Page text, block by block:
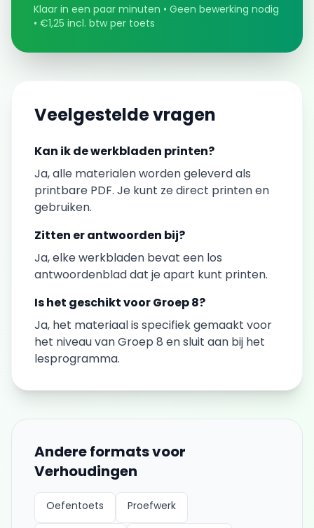
Klaar in een paar minuten • Geen bewerking nodig
• €1,25 incl. btw per toets
Veelgestelde vragen
Kan ik dewerkbladen printen?
Ja, alle materialen worden geleverd als
printbare PDF. Je kunt ze direct printen en
gebruiken.
Zitten er antwoorden bij?
Ja, elkewerkbladen bevat een los
antwoordenblad dat je apart kunt printen.
Is het geschikt voorGroep 8?
Ja, het materiaal is specifiek gemaakt voor
het niveau vanGroep 8 en sluit aan bij het
lesprogramma.
Andere formats voor
Verhoudingen
Oefentoets Proefwerk